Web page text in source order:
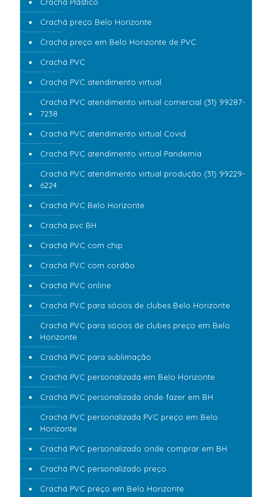
Crachá preço Belo Horizonte
Crachá preço em Belo Horizonte de PVC
Crachá PVC
Crachá PVC atendimento virtual
Crachá PVC atendimento virtual comercial (31) 99287-
7238
Crachá PVC atendimento virtual Covid
Crachá PVC atendimento virtual Pandemia
Crachá PVC atendimento virtual produção (31) 99229-
6224
Crachá PVC Belo Horizonte
Crachá pvc BH
Crachá PVC com chip
Crachá PVC com cordão
Crachá PVC online
Crachá PVC para sócios de clubes Belo Horizonte
Crachá PVC para sócios de clubes preço em Belo
Horizonte
Crachá PVC para sublimação
Crachá PVC personalizada em Belo Horizonte
Crachá PVC personalizada onde fazer em BH
Crachá PVC personalizada PVC preço em Belo
Horizonte
Crachá PVC personalizado onde comprar em BH
Crachá PVC personalizado preço
Crachá PVC preço em Belo Horizonte